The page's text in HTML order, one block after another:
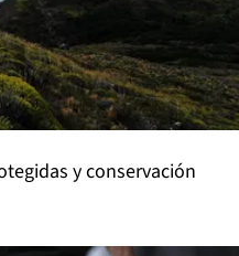
y conservación